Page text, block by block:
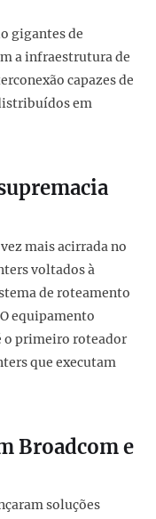
gigantes de
a infraestrutura de
capazes de
em
mais acirrada no
voltados à
de roteamento
equipamento
o primeiro roteador
que executam
Broadcom e
soluções